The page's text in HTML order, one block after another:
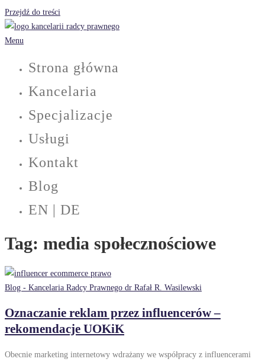
Przejdź do treści
Menu
Strona główna
Kancelaria
Specjalizacje
Usługi
Kontakt
Blog
EN | DE
Tag: media społecznościowe
Blog - Kancelaria Radcy Prawnego dr Rafał R. Wasilewski
Oznaczanie reklam przez influencerów –
rekomendacje UOKiK
Obecnie marketing internetowy wdrażany we współpracy z influencerami